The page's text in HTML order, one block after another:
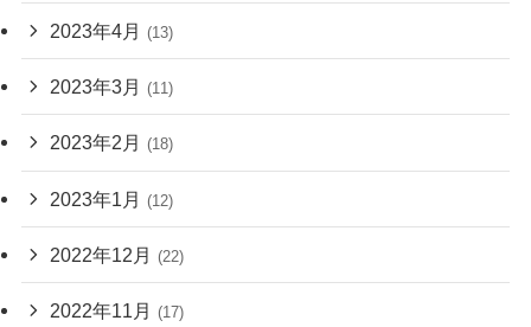
2023年4月 (13)
2023年3月 (11)
2023年2月 (18)
2023年1月 (12)
2022年12月 (22)
2022年11月 (17)